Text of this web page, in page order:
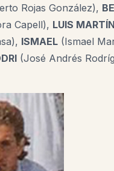
Rojas González),
Capell), LUIS
ISMAEL (Ismael
(José Andrés